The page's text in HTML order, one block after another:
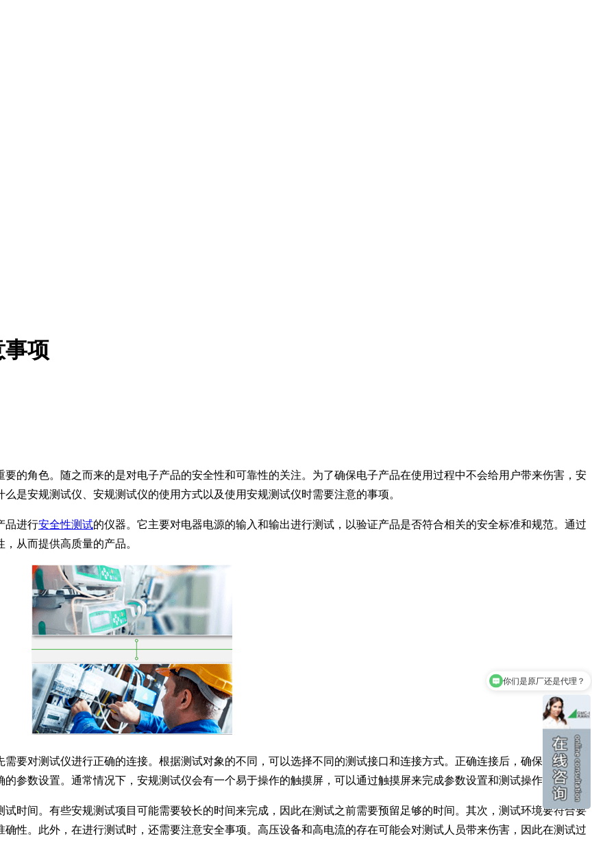
事项
的角色。随之而来的是对电子产品的安全性和可靠性的关注。为了确保电子产品在使用过程中不会给用户带来伤害，安
是安规测试仪、安规测试仪的使用方式以及使用安规测试仪时需要注意的事项。
品进行安全性测试的仪器。它主要对电器电源的输入和输出进行测试，以验证产品是否符合相关的安全标准和规范。通过
从而提供高质量的产品。
要对测试仪进行正确的连接。根据测试对象的不同，可以选择不同的测试接口和连接方式。正确连接后，确保测试仪和
参数设置。通常情况下，安规测试仪会有一个易于操作的触摸屏，可以通过触摸屏来完成参数设置和测试操作。
时间。有些安规测试项目可能需要较长的时间来完成，因此在测试之前需要预留足够的时间。其次，测试环境要符合要
性。此外，在进行测试时，还需要注意安全事项。高压设备和高电流的存在可能会对测试人员带来伤害，因此在测试过
你们是原厂还是代理？